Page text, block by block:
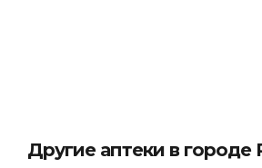
Другие аптеки в городе